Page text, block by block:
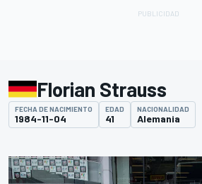
Florian Strauss
FECHA DE NACIMIENTO
1984-11-04
EDAD
41
NACIONALIDAD
Alemania